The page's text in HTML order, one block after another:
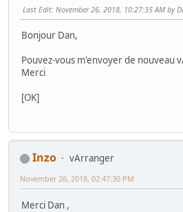
Last Edit: November 26, 2018, 10:27:35 AM by
Bonjour Dan,
Pouvez-vous m'envoyer de nouveau
Merci
[OK]
Inzo
vArranger
November 26, 2018, 02:47:30 PM
Merci Dan ,